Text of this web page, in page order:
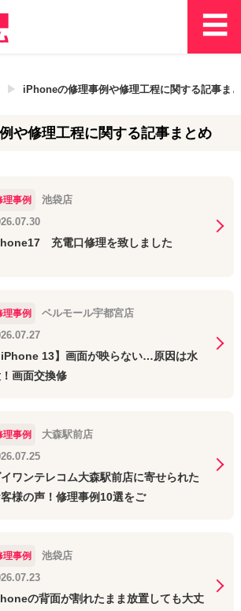
iPhoneの修理事例や修理工程に関する記事ま
や修理工程に関する記事まとめ
理事例
池袋店
充電口修理を致しました
理事例
ベルモール宇都宮店
iPhone 13】画面が映らない…原因は水
画面交換修
理事例
大森駅前店
ワンテレコム大森駅前店に寄せられた
様の声！修理事例10選をご
理事例
池袋店
の背面が割れたまま放置しても大丈